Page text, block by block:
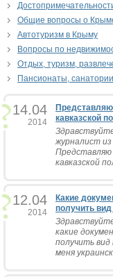
Общие вопросы о
Автотуризм в Крыму
Вопросы по
Отдых, туризм,
Пансионаты,
14.04
2014
кавказской
журналист
кавказской
12.04
2014
Какие
получить
какие
получить
меня